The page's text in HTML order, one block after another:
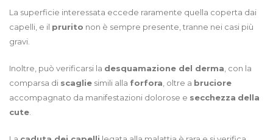
La superficie interessata eccede raramente quella coperta dai
capelli, e il prurito non è sempre presente, tranne nei casi più
gravi.
Inoltre, può verificarsi la desquamazione del derma , con la
comparsa di scaglie simili alla forfora , oltre a bruciore
accompagnato da manifestazioni dolorose e secchezza della
cute